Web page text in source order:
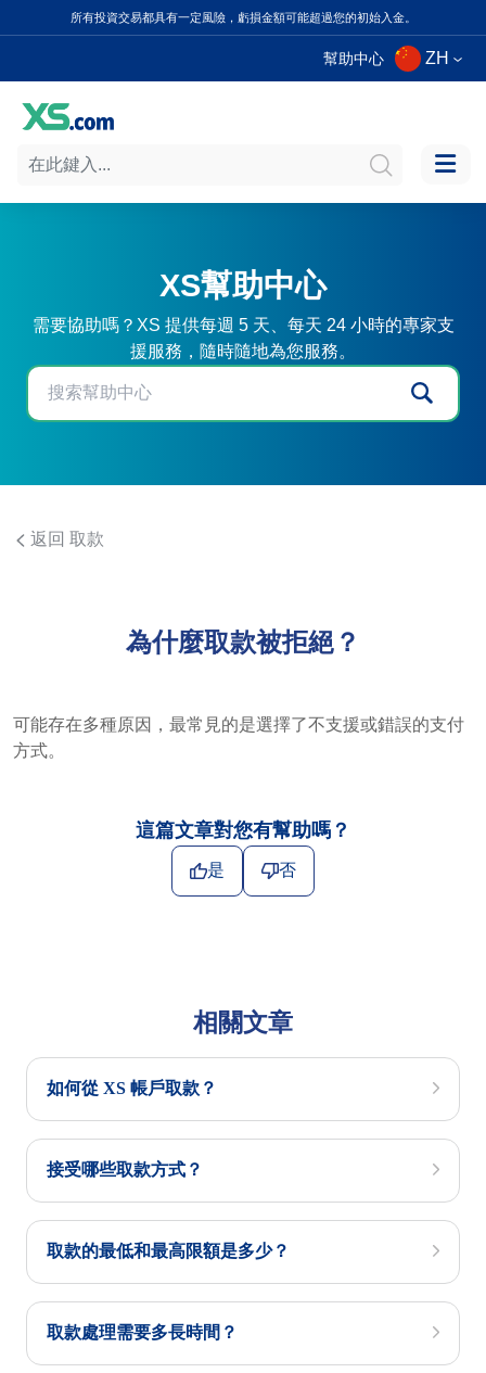
所有投資交易都具有一定風險，虧損金額可能超過您的初始入金。
幫助中心 ZH
XS幫助中心
需要協助嗎？XS 提供每週 5 天、每天 24 小時的專家支
援服務，隨時隨地為您服務。
返回 取款
為什麼取款被拒絕？
可能存在多種原因，最常見的是選擇了不支援或錯誤的支付
方式。
這篇文章對您有幫助嗎？
是 否
相關文章
如何從 XS 帳戶取款？
接受哪些取款方式？
取款的最低和最高限額是多少？
取款處理需要多長時間？